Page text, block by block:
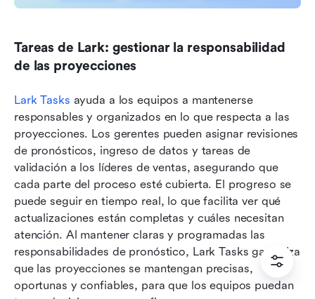
Tareas de Lark: gestionar la responsabilidad
de las proyecciones
Lark Tasks ayuda a los equipos a mantenerse
responsables y organizados en lo que respecta a las
proyecciones. Los gerentes pueden asignar revisiones
de pronósticos, ingreso de datos y tareas de
validación a los líderes de ventas, asegurando que
cada parte del proceso esté cubierta. El progreso se
puede seguir en tiempo real, lo que facilita ver qué
actualizaciones están completas y cuáles necesitan
atención. Al mantener claras y programadas las
responsabilidades de pronóstico, Lark Tasks garantiza
que las proyecciones se mantengan precisas,
oportunas y confiables, para que los equipos puedan